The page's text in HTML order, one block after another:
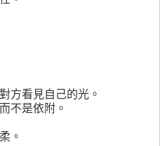
方看見自己的光。
不是依附。
。